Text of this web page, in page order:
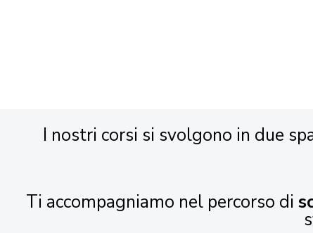
I nostri corsi si svolgono in due
Ti accompagniamo nel percorso di